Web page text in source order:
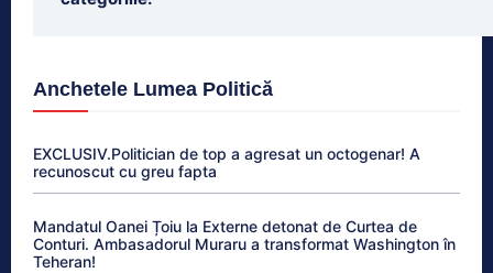
Anchetele Lumea Politică
EXCLUSIV.Politician de top a agresat un octogenar! A
recunoscut cu greu fapta
Mandatul Oanei Țoiu la Externe detonat de Curtea de
Conturi. Ambasadorul Muraru a transformat Washington în
Teheran!